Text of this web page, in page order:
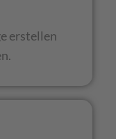
erstellen